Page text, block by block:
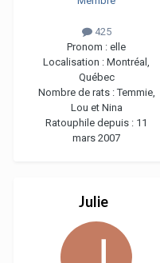
425
Pronom : elle
Localisation : Montréal,
Québec
Nombre de rats :Temmie,
Lou et Nina
Ratouphile depuis : 11
mars 2007
Julie